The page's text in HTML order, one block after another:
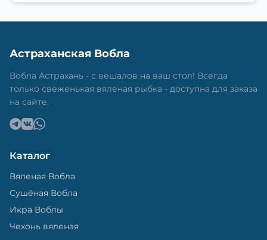
Астраханская Вобла
Вобла Астрахань - с вешалов на ваш стол! Всегда
только свеженькая вяленая рыбка - доступна для заказа
на сайте.
Каталог
Вяленая Вобла
Сушёная Вобла
Икра Воблы
Чехонь вяленая